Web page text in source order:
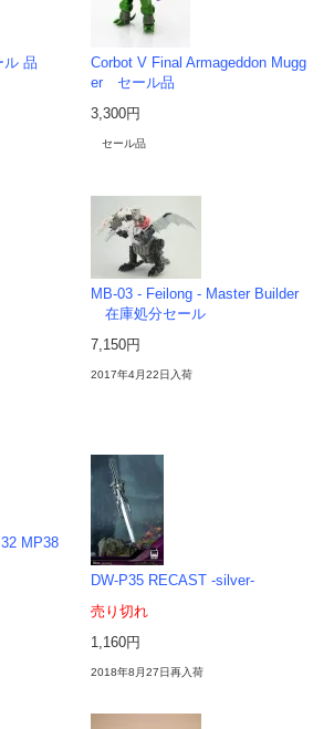
品
Corbot V Final Armageddon Mugg
er セール品
3,300円
セール品
MB-03 - Feilong - Master Builder
在庫処分セール
7,150円
2017年4月22日入荷
MP38
DW-P35 RECAST -silver-
売り切れ
1,160円
2018年8月27日再入荷